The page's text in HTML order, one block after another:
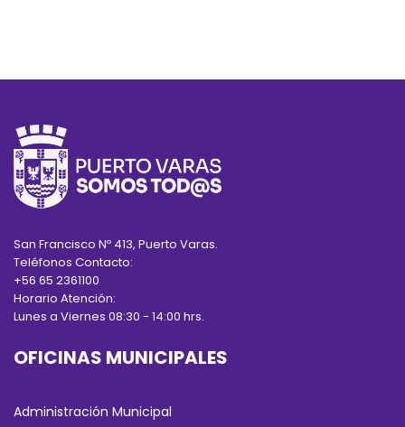
San Francisco Nº 413, Puerto Varas.
Teléfonos Contacto:
+56 65 2361100
Horario Atención:
Lunes a Viernes 08:30 - 14:00 hrs.
OFICINAS MUNICIPALES
Administración Municipal